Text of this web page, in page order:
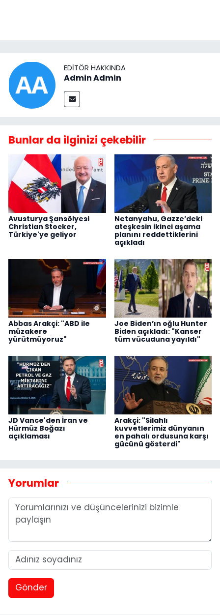
EDITÖR HAKKINDA
Admin Admin
Bunlar da ilginizi çekebilir
Avusturya Şansölyesi
Christian Stocker,
Türkiye'ye geliyor
Netanyahu, Gazze’deki
ateşkesin ikinci aşama
planını reddettiklerini
açıkladı
Abbas Arakçi: "ABD ile
müzakere
yürütmüyoruz"
Joe Biden’ın oğlu Hunter
Biden açıkladı: "Kanser
tüm vücuduna yayıldı"
JD Vance'den İran ve
Hürmüz Boğazı
açıklaması
Arakçi: "Silahlı
kuvvetlerimiz dünyanın
en pahalı ordusuna karşı
gücünü gösterdi"
Yorumlar
Gönder